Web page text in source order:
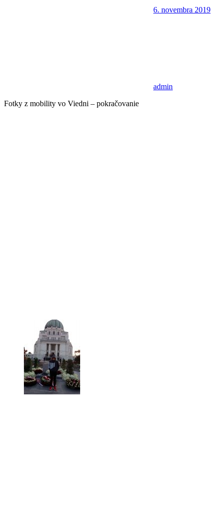
6. novembra 2019
admin
Fotky z mobility vo Viedni – pokračovanie